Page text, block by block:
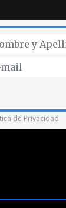
de Privacidad